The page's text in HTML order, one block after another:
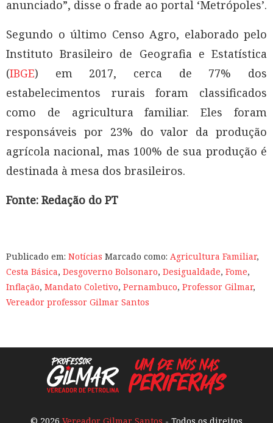
anunciado”, disse o frade ao portal ‘Metrópoles’.
Segundo o último Censo Agro, elaborado pelo
Instituto Brasileiro de Geografia e Estatística
(IBGE) em 2017, cerca de 77% dos
estabelecimentos rurais foram classificados
como de agricultura familiar. Eles foram
responsáveis por 23% do valor da produção
agrícola nacional, mas 100% de sua produção é
destinada à mesa dos brasileiros.
Fonte: Redação do PT
Publicado em: Notícias Marcado como: Agricultura Familiar,
Cesta Básica, Desgoverno Bolsonaro, Desigualdade, Fome,
Inflação, Mandato Coletivo, Pernambuco, Professor Gilmar,
Vereador professor Gilmar Santos